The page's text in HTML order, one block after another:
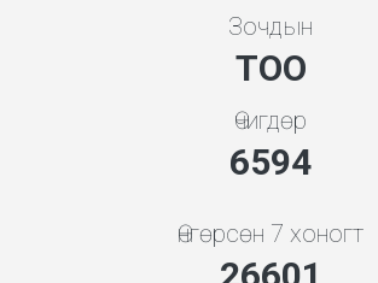
Зочдын
ТОО
Өчигдөр
7101
Өнгөрсөн 7 хоногт